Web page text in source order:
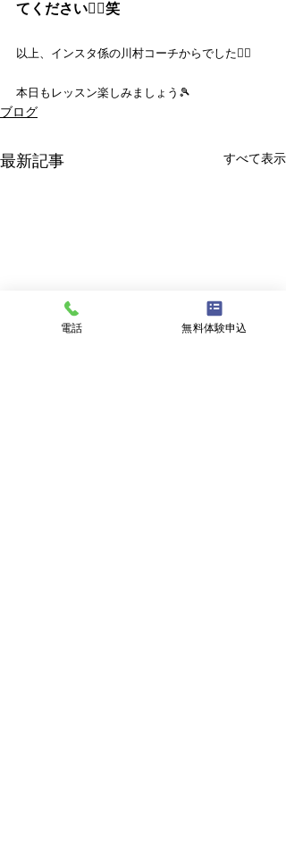
てください🙇‍♂️笑
以上、インスタ係の川村コーチからでした🙆‍♂️
本日もレッスン楽しみましょう🎾
ブログ
最新記事 すべて表示
電話 無料体験申込